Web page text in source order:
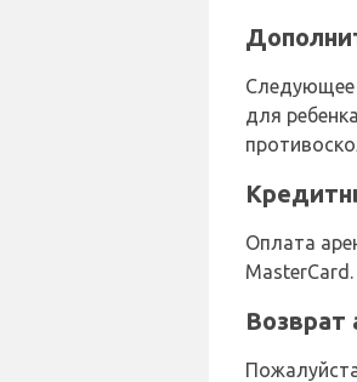
Следующее
для
Оплата
MasterCard.
Возврат